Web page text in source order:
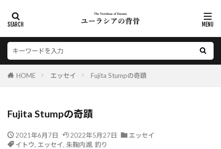
HOME エッセイ Fujita Stumpの奇蹟
Fujita Stumpの奇蹟
2021年6月7日 2022年5月27日
エッセイ
イトウ, エッセイ, 朱鞠内湖, 釣り